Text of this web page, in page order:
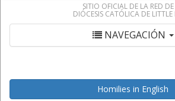
SITIO OFICIAL DE LA RED
DIÓCESIS CATÓLICA DE LITTLE
NAVEGACIÓN
Homilies in English